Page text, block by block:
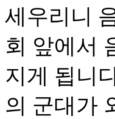
세우리니
회 앞에서
지게 됩니
의 군대가